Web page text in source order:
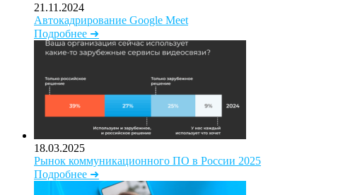
21.11.2024
Автокадрирование Google Meet
Подробнее ➜
18.03.2025
Рынок коммуникационного ПО в России 2025
Подробнее ➜